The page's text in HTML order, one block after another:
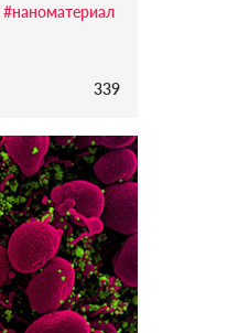
#наноматериал
339